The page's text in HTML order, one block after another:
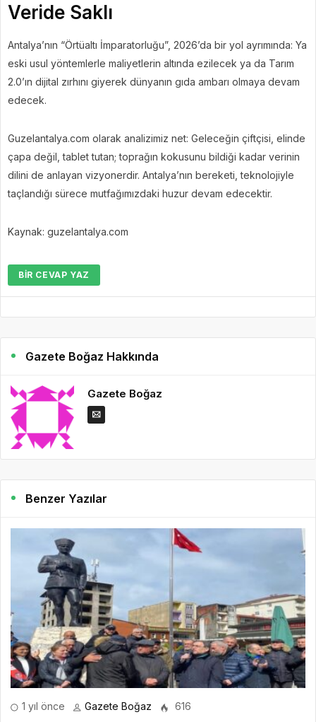
Veride Saklı
Antalya’nın “Örtüaltı İmparatorluğu”, 2026’da bir yol ayrımında: Ya
eski usul yöntemlerle maliyetlerin altında ezilecek ya da Tarım
2.0’ın dijital zırhını giyerek dünyanın gıda ambarı olmaya devam
edecek.
Guzelantalya.com olarak analizimiz net: Geleceğin çiftçisi, elinde
çapa değil, tablet tutan; toprağın kokusunu bildiği kadar verinin
dilini de anlayan vizyonerdir. Antalya’nın bereketi, teknolojiyle
taçlandığı sürece mutfağımızdaki huzur devam edecektir.
Kaynak: guzelantalya.com
BIR CEVAP YAZ
Gazete Boğaz Hakkında
Gazete Boğaz
Benzer Yazılar
1 yıl önce Gazete Boğaz 616